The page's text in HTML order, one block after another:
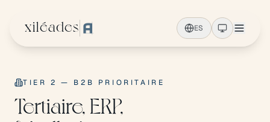
xiléades
ES
TIER 2 — B2B PRIORITAIRE
Tertiaire, ERP,